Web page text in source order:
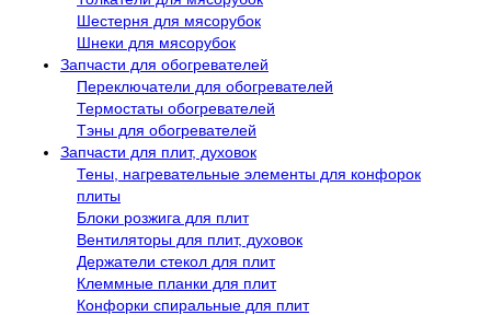
Шестерня для мясорубок
Шнеки для мясорубок
Запчасти для обогревателей
Переключатели для обогревателей
Термостаты обогревателей
Тэны для обогревателей
Запчасти для плит, духовок
Тены, нагревательные элементы для конфорок
плиты
Блоки розжига для плит
Вентиляторы для плит, духовок
Держатели стекол для плит
Клеммные планки для плит
Конфорки спиральные для плит